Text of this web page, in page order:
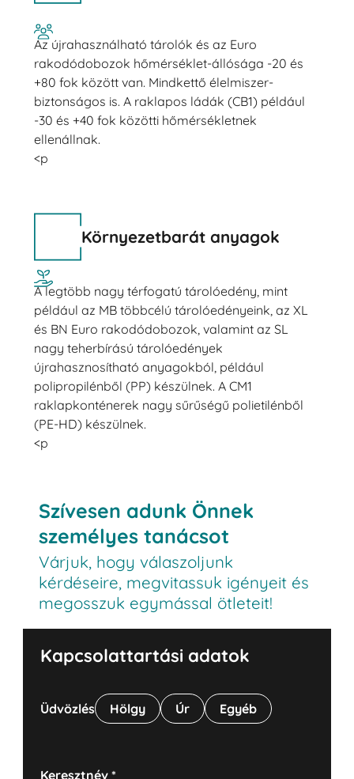
Az újrahasználható tárolók és az Euro
rakodódobozok hőmérséklet-állósága -20 és
+80 fok között van. Mindkettő élelmiszer-
biztonságos is. A raklapos ládák (CB1) például
-30 és +40 fok közötti hőmérsékletnek
ellenállnak.
<p
Környezetbarát anyagok
A legtöbb nagy térfogatú tárolóedény, mint
például az MB többcélú tárolóedényeink, az XL
és BN Euro rakodódobozok, valamint az SL
nagy teherbírású tárolóedények
újrahasznosítható anyagokból, például
polipropilénből (PP) készülnek. A CM1
raklapkonténerek nagy sűrűségű polietilénből
(PE-HD) készülnek.
<p
Szívesen adunk Önnek
személyes tanácsot
Várjuk, hogy válaszoljunk
kérdéseire, megvitassuk igényeit és
megosszuk egymással ötleteit!
Kapcsolattartási adatok
Üdvözlés Hölgy Úr Egyéb
Keresztnév*